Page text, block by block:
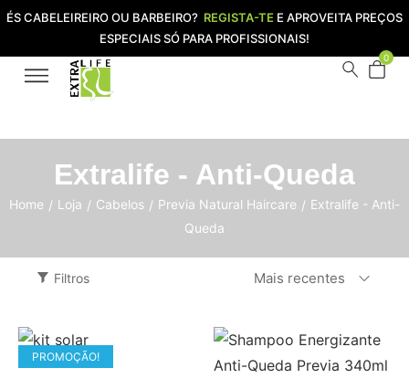
ÉS CABELEIREIRO OU BARBEIRO? REGISTA-TE E APROVEITA PREÇOS
ESPECIAIS SÓ PARA PROFISSIONAIS!
0
Extralife - Anti-Queda
Home / Loja / Cabelos / Previa Natural Haircare / Extralife - Anti-
Queda
Filtros Mais recentes
PROMOÇÃO!